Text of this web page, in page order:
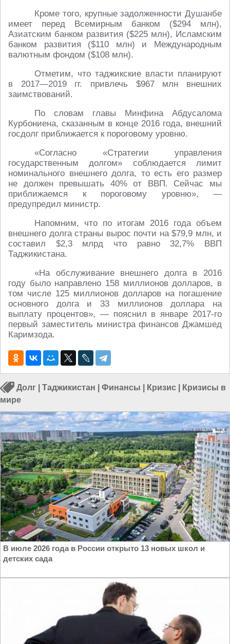
Кроме того, крупные задолженности Душанбе
имеет перед Всемирным банком ($294 млн),
Азиатским банком развития ($225 млн), Исламским
банком развития ($110 млн) и Международным
валютным фондом ($108 млн).
Отметим, что таджикские власти планируют
в 2017—2019 гг. привлечь $967 млн внешних
заимствований.
По словам главы Минфина Абдусалома
Курбониена, сказанным в конце 2016 года, внешний
госдолг приближается к пороговому уровню.
«Согласно «Стратегии управления
государственным долгом» соблюдается лимит
номинального внешнего долга, то есть его размер
не должен превышать 40% от ВВП. Сейчас мы
приближаемся к пороговому уровню», —
предупредил министр.
Напомним, что по итогам 2016 года объем
внешнего долга страны вырос почти на $79,9 млн, и
составил $2,3 млрд что равно 32,7% ВВП
Таджикистана.
«На обслуживание внешнего долга в 2016
году было направлено 158 миллионов долларов, в
том числе 125 миллионов долларов на погашение
основного долга и 33 миллионов доллара на
выплату процентов», — пояснил в январе 2017-го
первый заместитель министра финансов Джамшед
Каримзода.
Долг Таджикистан Финансы Кризис
Кризисы в
мире
В июле 2026 года в России открыто 13 новых школ и
детских сада